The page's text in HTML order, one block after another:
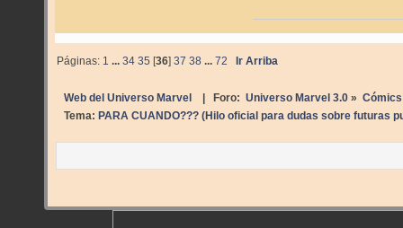
Páginas: 1 ...34 35 [36]37 38 ...72 Ir Arriba
Web del Universo Marvel | Foro: Universo Marvel 3.0» Cómics
Tema: PARA CUANDO??? (Hilo oficial para dudas sobre futuras